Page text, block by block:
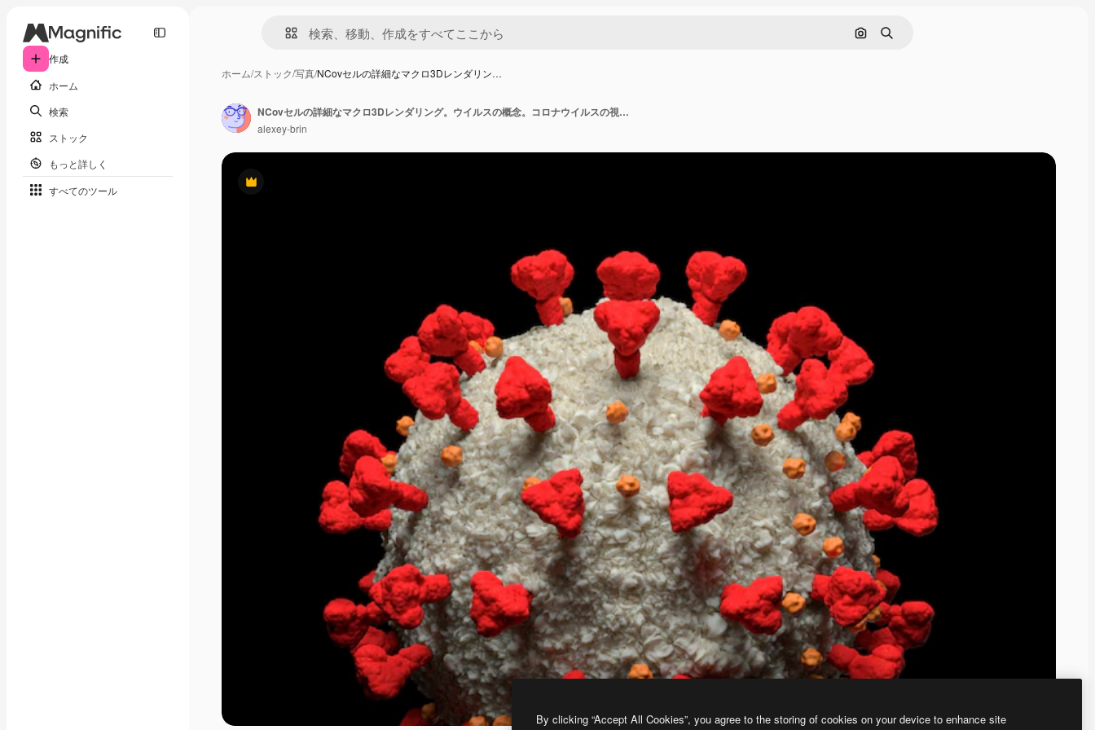
作成
ホーム
検索
ストック
もっと詳しく
すべてのツール
画像で検索
検索
ホーム/ストック/写真/NCovセルの詳細なマクロ3Dレンダリン…
Premium
NCovセルの詳細なマクロ3Dレンダリング。ウイルスの概念。コロナウイルスの視覚化。
alexey-brin
By clicking “Accept All Cookies”, you agree to the storing of cookies on your device to enhance site